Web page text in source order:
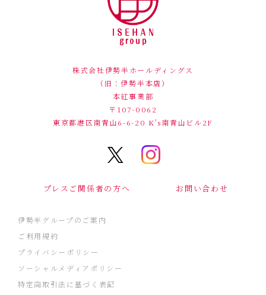
株式会社伊勢半ホールディングス
（旧：伊勢半本店）
本紅事業部
〒107-0062
東京都港区南青山6-6-20 K's南青山ビル2F
プレスご関係者の方へ お問い合わせ
伊勢半グループのご案内
ご利用規約
プライバシーポリシー
ソーシャルメディアポリシー
特定商取引法に基づく表記